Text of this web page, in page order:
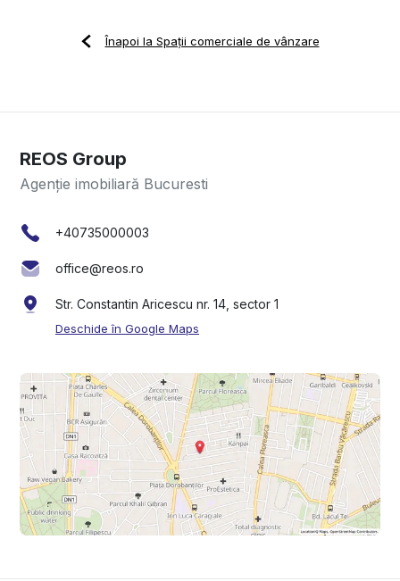
Înapoi la Spații comerciale de vânzare
REOS Group
Agenție imobiliară Bucuresti
+40735000003
office@reos.ro
Str. Constantin Aricescu nr. 14, sector 1
Deschide în Google Maps